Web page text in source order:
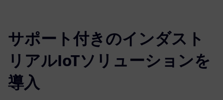
サポート付きのインダスト
リアルIoTソリューションを
導入